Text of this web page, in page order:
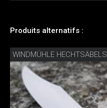
Produits alternatifs :
WINDMÜHLE HECHTSÄBELS